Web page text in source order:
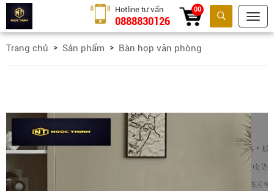
Tìm kiếm
Hotline tư vấn
0888830126
00
Trang chủ Sản phẩm Bàn họp văn phòng